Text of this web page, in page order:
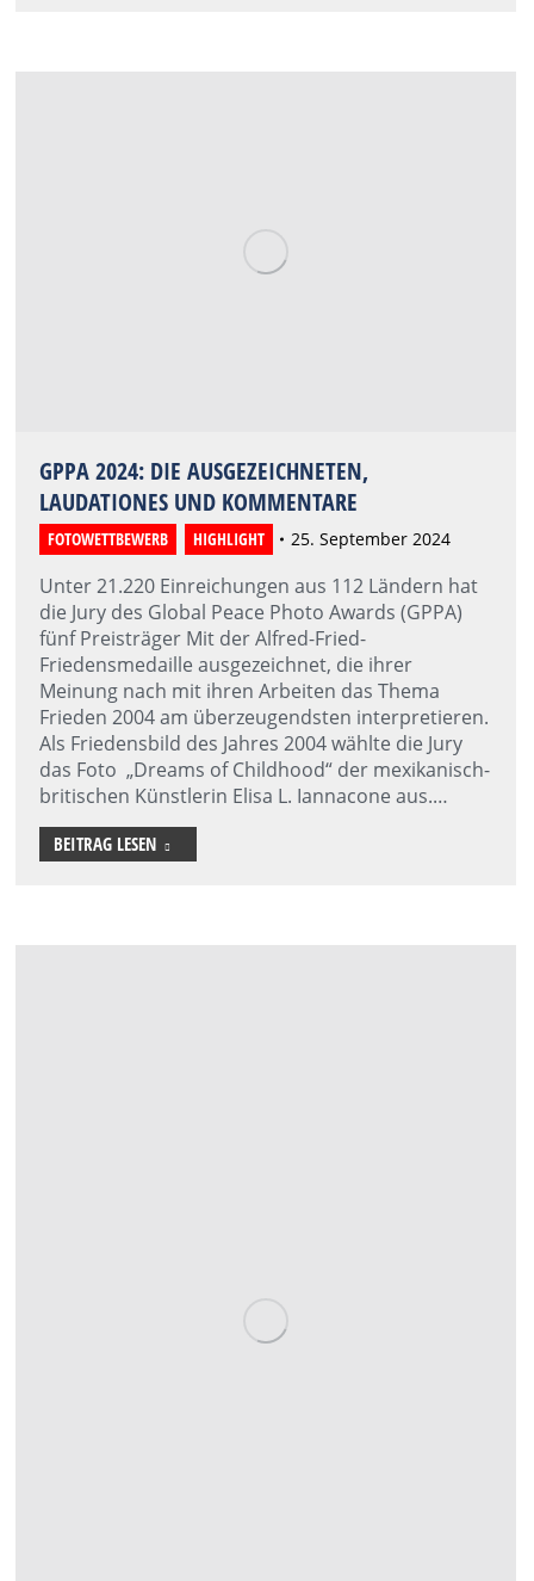
GPPA 2024: DIE AUSGEZEICHNETEN,
LAUDATIONES UND KOMMENTARE
FOTOWETTBEWERB HIGHLIGHT 25. September 2024
Unter 21.220 Einreichungen aus 112 Ländern hat
die Jury des Global Peace Photo Awards (GPPA)
fünf Preisträger Mit der Alfred-Fried-
Friedensmedaille ausgezeichnet, die ihrer
Meinung nach mit ihren Arbeiten das Thema
Frieden 2004 am überzeugendsten interpretieren.
Als Friedensbild des Jahres 2004 wählte die Jury
das Foto „Dreams of Childhood“ der mexikanisch-
britischen Künstlerin Elisa L. Iannacone aus.…
BEITRAG LESEN